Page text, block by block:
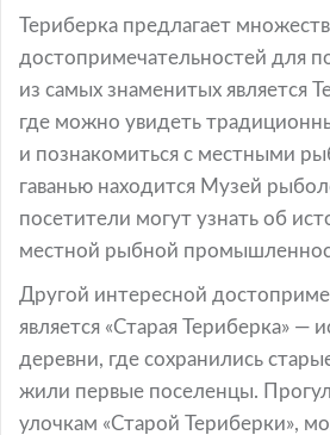
Териберка предлагает
достопримечательностей для
из самых знаменитых является
где можно увидеть
и познакомиться с местными
гаванью находится Музей
посетители могут узнать об
местной рыбной
Другой интересной
является «Старая Териберка» —
деревни, где сохранились
жили первые поселенцы.
улочкам «Старой Териберки»,